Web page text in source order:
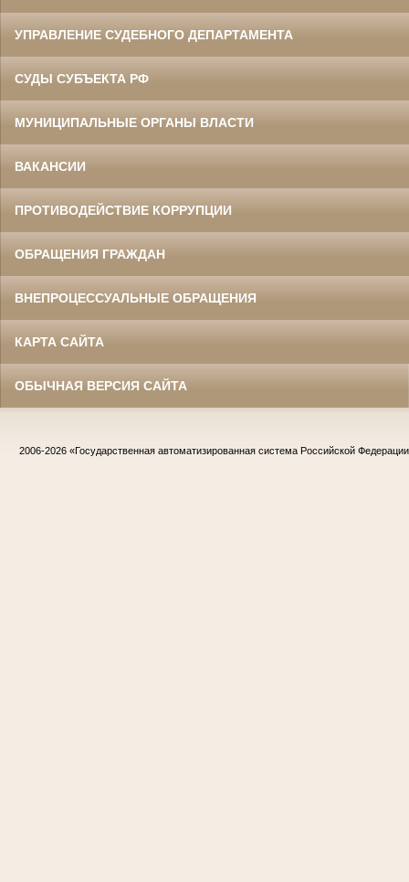
УПРАВЛЕНИЕ СУДЕБНОГО ДЕПАРТАМЕНТА
СУДЫ СУБЪЕКТА РФ
МУНИЦИПАЛЬНЫЕ ОРГАНЫ ВЛАСТИ
ВАКАНСИИ
ПРОТИВОДЕЙСТВИЕ КОРРУПЦИИ
ОБРАЩЕНИЯ ГРАЖДАН
ВНЕПРОЦЕССУАЛЬНЫЕ ОБРАЩЕНИЯ
КАРТА САЙТА
ОБЫЧНАЯ ВЕРСИЯ САЙТА
2006-2026 «Государственная автоматизированная система Российской